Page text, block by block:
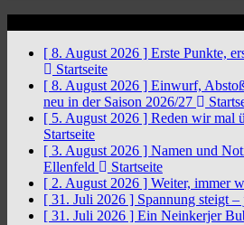
[ 8. August 2026 ] Erste Punkte,
Startseite
[ 8. August 2026 ] Einwurf,
neu in der Saison 2026/27
[ 5. August 2026 ] Reden wir mal
Startseite
[ 3. August 2026 ] Namen und
Ellenfeld
Startseite
[ 2. August 2026 ] Weiter, immer
[ 31. Juli 2026 ] Spannung steigt –
[ 31. Juli 2026 ] Ein Neinkerjer